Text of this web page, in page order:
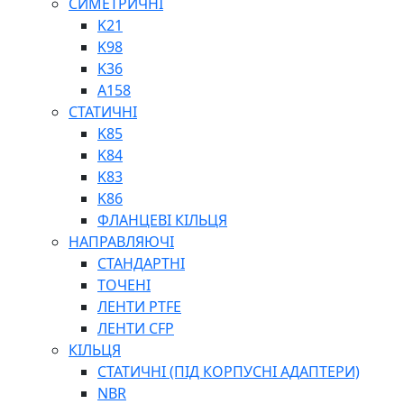
ШАРНІРНІ ПІДШИПНИКИ
ВУХА ГІДРОЦИЛІНДРА
ТРУБИ ХОНІНГОВАНІ
ШТОКИ ХРОМОВАНІ
МАСТИЛЬНЕ ОБЛАДНАННЯ
ПІСТОЛЕТИ
НАСОСИ ТА ПОМПИ
НАГНІТАЧІ
МУФТИ (НАСАДКИ) ДЛЯ ШПРИЦІВ
МАСЛЯНКИ, ЛІЙКИ
ПРЕС-МАСЛЯНКИ
K21
K98
K36
A158
СТАТИЧНІ
K85
K84
K83
K86
ФЛАНЦЕВІ КІЛЬЦЯ
НАПРАВЛЯЮЧІ
СТАНДАРТНІ
ТОЧЕНІ
ЛЕНТИ PTFE
ЛЕНТИ CFP
КІЛЬЦЯ
СТАТИЧНІ (ПІД КОРПУСНІ АДАПТЕРИ)
NBR